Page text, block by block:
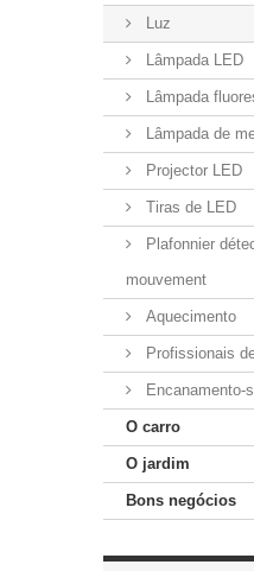
Luz
Lâmpada LED
Lâmpada
Lâmpada de
Projector LED
Tiras de LED
Plafonnier
mouvement
Aquecimento
Profissionais
Encanamento-
O carro
O jardim
Bons negócios